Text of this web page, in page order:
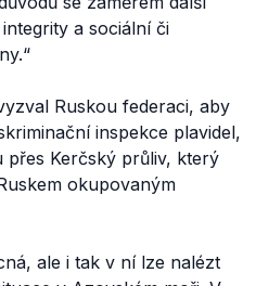
a sociální či
Ruskou federaci, aby
inspekce plavidel,
přes Kerčský průliv, který
okupovaným
ale i tak v ní lze nalézt